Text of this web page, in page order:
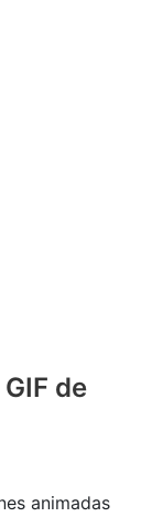
de
animadas